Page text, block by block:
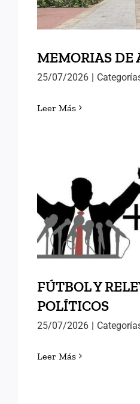
MEMORIAS DE
25/07/2026 |
Leer Más
FÚTBOL Y
FÚTBOL Y
POLÍTICOS
25/07/2026 |
Leer Más